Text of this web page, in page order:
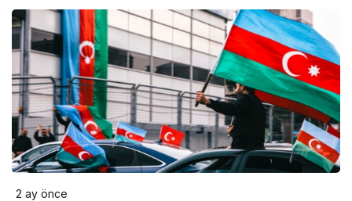
2 ay önce